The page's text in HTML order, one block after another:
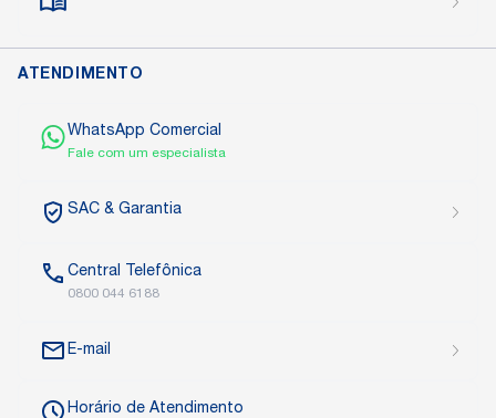
ATENDIMENTO
WhatsApp Comercial
Fale com um especialista
SAC & Garantia
Central Telefônica
0800 044 6188
E-mail
Horário de Atendimento